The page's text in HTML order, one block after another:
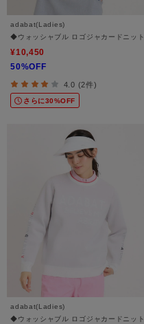
adabat(Ladies)
◆ウォッシャブル ロゴジャカードニット
¥10,450
50%OFF
4.0 (2件)
さらに30%OFF
adabat(Ladies)
◆ウォッシャブル ロゴジャカードニット